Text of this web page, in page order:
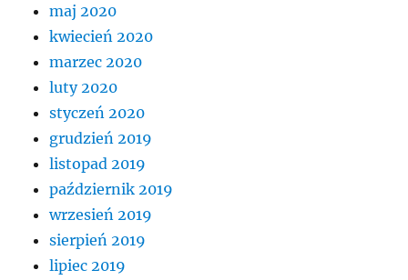
maj 2020
kwiecień 2020
marzec 2020
luty 2020
styczeń 2020
grudzień 2019
listopad 2019
październik 2019
wrzesień 2019
sierpień 2019
lipiec 2019